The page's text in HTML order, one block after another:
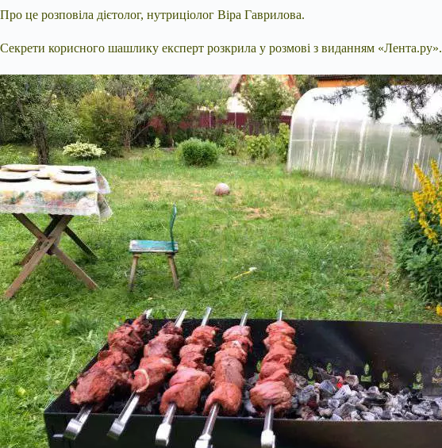
Про це розповіла дієтолог, нутриціолог Віра Гаврилова.
Секрети корисного шашлику експерт розкрила у розмові з виданням «Лента.ру».